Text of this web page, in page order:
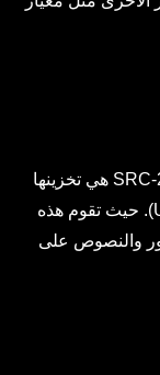
تتمثل إحدى الميزات الرئيسية لعملة معيار SRC-20 هي تخزينها
في مخرجات المعاملات غير المنفقة (UTXOs). حيث تقوم هذه
والنصوص على